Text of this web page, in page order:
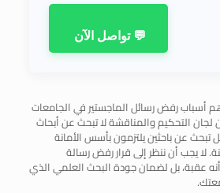
💬 تواصل الآن
أسباب رفض رسائل الماجستير في الجامعات
لجان التحكيم والمناقشة لا تبحث عن أبحاث
تبحث عن باحثين يلتزمون بأسس الأمانة
لا يجب أن ننظر إلى قرار رفض رسالة
أنه عقبة، بل لضمان جودة البحث العلمي الذي